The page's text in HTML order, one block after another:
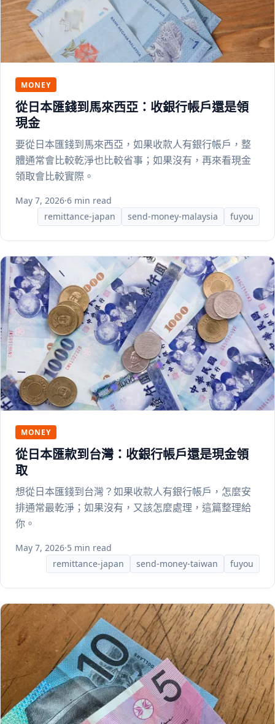
MONEY
從日本匯錢到馬來西亞：收銀行帳戶還是領
現金
要從日本匯錢到馬來西亞，如果收款人有銀行帳戶，整
體通常會比較乾淨也比較省事；如果沒有，再來看現金
領取會比較實際。
May 7, 2026·6 min read
remittance-japan
send-money-malaysia fuyou
MONEY
從日本匯款到台灣：收銀行帳戶還是現金領
取
想從日本匯錢到台灣？如果收款人有銀行帳戶，怎麼安
排通常最乾淨；如果沒有，又該怎麼處理，這篇整理給
你。
May 7, 2026·5 min read
remittance-japan
send-money-taiwan fuyou